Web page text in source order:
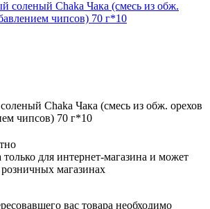
Chaka Чака (смесь из обж. орехов
чипсов) 70 г*10
для интернет-магазина и может
магазинах
вас товара необходимо